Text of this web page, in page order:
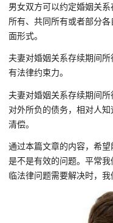
男女双方可以约定婚姻关
所有、共同所有或者部分
面形式。
夫妻对婚姻关系存续期间
有法律约束力。
夫妻对婚姻关系存续期间
对外所负的债务，相对人
清偿。
通过本篇文章的内容，希
是不是有效的问题。平常
临法律问题需要解决时，